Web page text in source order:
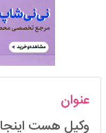
عنوان
وکیل هست